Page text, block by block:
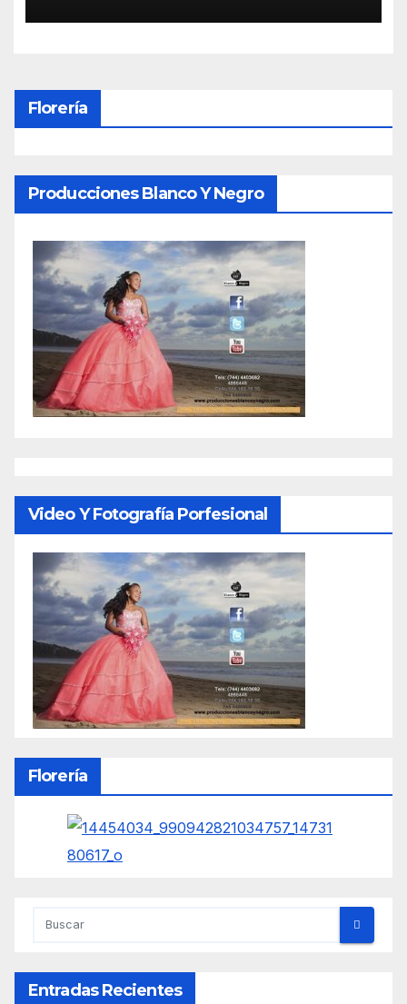
Florería
Producciones Blanco Y Negro
Video Y Fotografía Porfesional
Florería
Entradas Recientes